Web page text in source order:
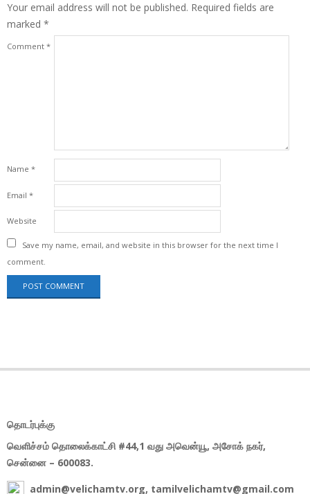
Your email address will not be published. Required fields are
marked *
Comment *
Name *
Email *
Website
Save my name, email, and website in this browser for the next time I
comment.
தொடர்புக்கு
வெளிச்சம் தொலைக்காட்சி #44,1 வது அவென்யூ, அசோக் நகர்,
சென்னை – 600083.
admin@velichamtv.org, tamilvelichamtv@gmail.com